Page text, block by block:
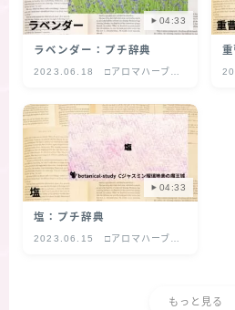
04:33
ラベンダー：プチ辞典
2023.06.18
□アロマハーブ
04:33
塩：プチ辞典
2023.06.15
□アロマハーブ
もっと見る